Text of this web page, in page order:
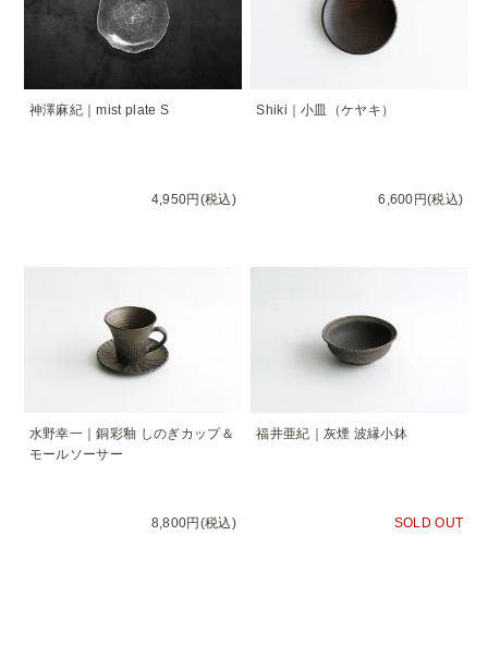
神澤麻紀｜mist plate S
4,950円(税込)
Shiki｜小皿（ケヤキ）
6,600円(税込)
水野幸一｜銅彩釉 しのぎカップ＆
モールソーサー
8,800円(税込)
福井亜紀｜灰煙 波縁小鉢
SOLD OUT